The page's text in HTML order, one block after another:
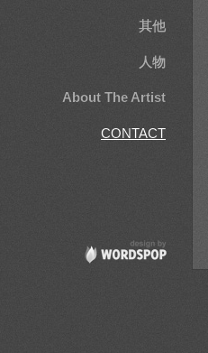
其他
人物
About The Artist
CONTACT